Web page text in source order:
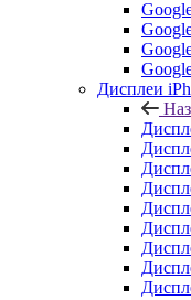
Дисплеи